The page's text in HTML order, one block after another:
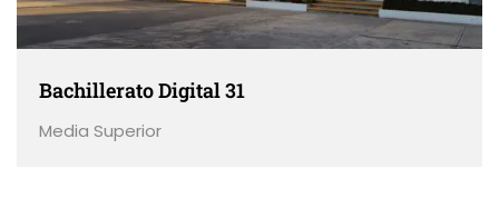
Bachillerato Digital 31
Media Superior